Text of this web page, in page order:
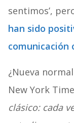
sentimos’,
han sido
comunicación
¿Nueva
New York
clásico: cada